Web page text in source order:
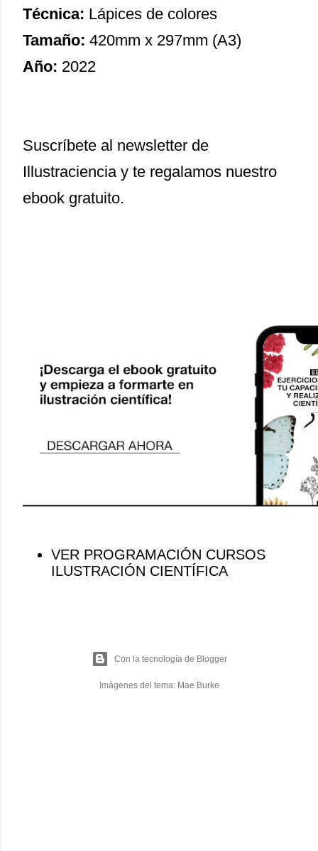
Técnica: Lápices de colores
Tamaño: 420mm x 297mm (A3)
Año: 2022
Suscríbete al newsletter de
Illustraciencia y te regalamos nuestro
ebook gratuito.
VER PROGRAMACIÓN CURSOS
ILUSTRACIÓN CIENTÍFICA
Con la tecnología de Blogger
Imágenes del tema: Mae Burke